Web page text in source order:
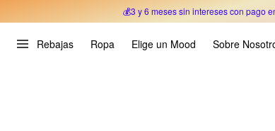
💰3 y 6 meses sin intereses con pago
Rebajas Ropa Elige un Mood Sobre